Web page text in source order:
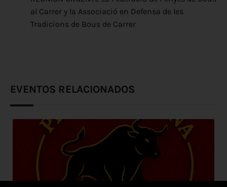
al Carrer y la Associació en Defensa de les
Tradicions de Bous de Carrer
EVENTOS RELACIONADOS